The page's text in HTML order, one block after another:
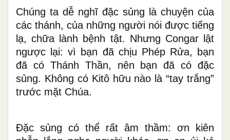
Chúng ta dễ nghĩ đặc sủng là chuyện của
các thánh, của những người nói được tiếng
lạ, chữa lành bệnh tật. Nhưng Congar lật
ngược lại: vì bạn đã chịu Phép Rửa, bạn
đã có Thánh Thần, nên bạn đã có đặc
sủng. Không có Kitô hữu nào là “tay trắng”
trước mặt Chúa.
Đặc sủng có thể rất âm thầm: ơn kiên